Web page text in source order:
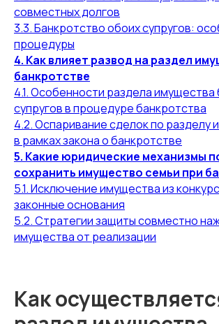
совместных долгов
3.3. Банкротство обоих супругов:
процедуры
4. Как влияет развод на раздел
банкротстве
4.1. Особенности раздела имущества
супругов в процедуре банкротства
4.2. Оспаривание сделок по разделу
в рамках закона о банкротстве
5. Какие юридические механизмы
сохранить имущество семьи при
5.1. Исключение имущества из
законные основания
5.2. Стратегии защиты совместно
имущества от реализации
Как